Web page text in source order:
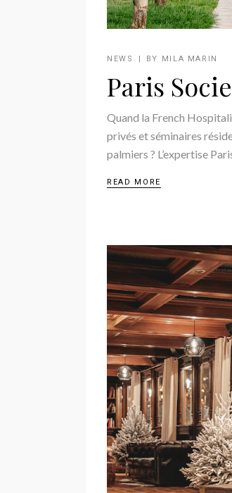
NEWS BY MILA MARIN
Paris
Quand la French
privés et séminaires
palmiers ? L’expertise
READ MORE